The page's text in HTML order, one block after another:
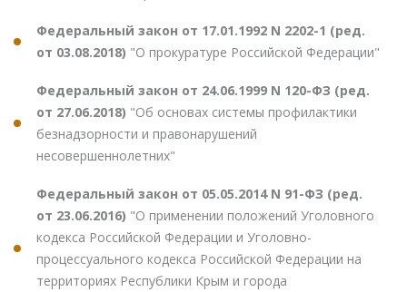
Федеральный закон от 17.01.1992 N 2202-1 (ред.
от 03.08.2018) "О прокуратуре Российской Федерации"
Федеральный закон от 24.06.1999 N 120-ФЗ (ред.
от 27.06.2018) "Об основах системы профилактики
безнадзорности и правонарушений
несовершеннолетних"
Федеральный закон от 05.05.2014 N 91-ФЗ (ред.
от 23.06.2016) "О применении положений Уголовного
кодекса Российской Федерации и Уголовно-
процессуального кодекса Российской Федерации на
территориях Республики Крым и города